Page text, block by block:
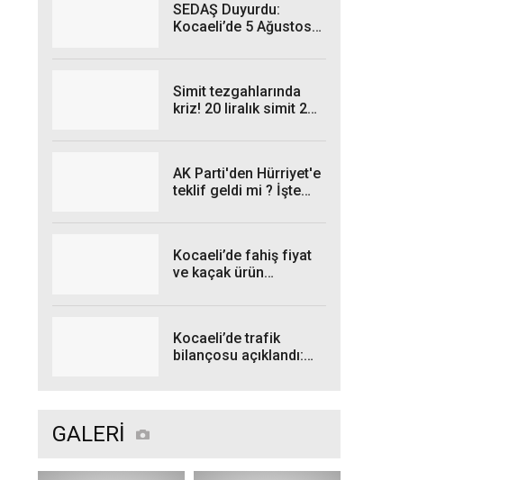
SEDAŞ Duyurdu:
Kocaeli’de 5 Ağustos
Simit tezgahlarında
kriz! 20 liralık simit 25
AK Parti'den Hürriyet'e
teklif geldi mi ? İşte
Kocaeli’de fahiş fiyat
ve kaçak ürün
Kocaeli’de trafik
bilançosu açıklandı:
GALERİ